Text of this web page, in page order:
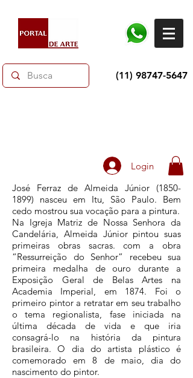
(11) 98747-5647
Login
José Ferraz de Almeida Júnior (1850-
1899) nasceu em Itu, São Paulo. Bem
cedo mostrou sua vocação para a pintura.
Na Igreja Matriz de Nossa Senhora da
Candelária, Almeida Júnior pintou suas
primeiras obras sacras. com a obra
“Ressurreição do Senhor” recebeu sua
primeira medalha de ouro durante a
Exposição Geral de Belas Artes na
Academia Imperial, em 1874. Foi o
primeiro pintor a retratar em seu trabalho
o tema regionalista, fase iniciada na
última década de vida e que iria
consagrá-lo na história da pintura
brasileira. O dia do artista plástico é
comemorado em 8 de maio, dia do
nascimento do pintor.